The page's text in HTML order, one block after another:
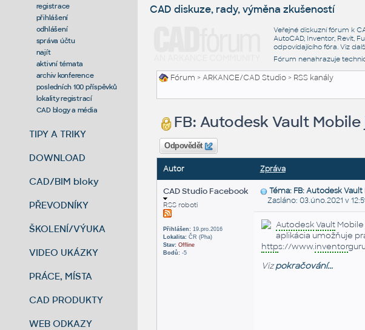
registrace
přihlášení
odhlášení
správa účtu
najít
aktivní témata
archiv konference
posledních 100 příspěvků
lokality registrací
CAD blogy a média
TIPY A TRIKY
DOWNLOAD
CAD/BIM bloky
PŘEVODNÍKY
ŠKOLENÍ/VÝUKA
VIDEO UKÁZKY
PRÁCE, MÍSTA
CAD PRODUKTY
WEB ODKAZY
CAD diskuze, rady, výměna zkušeností
Veřejné diskuzní fórum k
AutoCAD, Inventor, Revit,
odpovídajícího fóra. Viz
Fórum nenahrazuje
Fórum >ARKANCE/CAD Studio> RSS kanály
FB: Autodesk Vault
Odpovědět
Autor Zpráva
CAD Studio Facebook
RSS roboti
Přihlášen:19.pro.2016
Lokalita:ČR (Pha)
Stav: Offline
Bodů:-5
Téma: FB: Autodesk
Zasláno: 03.úno.2021 v
AutodeskVaultMobile
aplikácia umožňuje
https://www.inventor
Vizpokračování...